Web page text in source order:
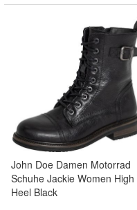
John Doe Damen Motorrad
Schuhe Jackie Women High
Heel Black